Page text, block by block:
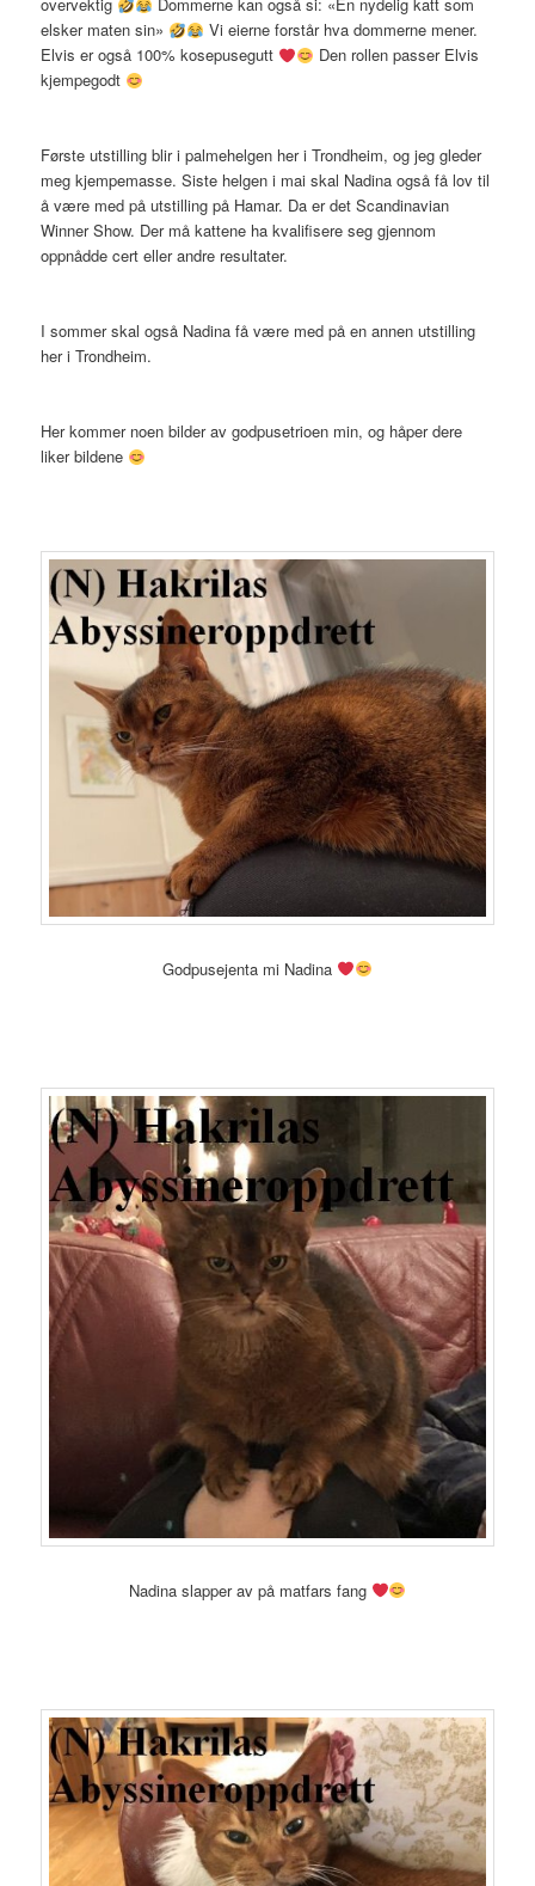
elsker maten sin»
Vi eierne forstår hva dommerne mener.
Elvis er også 100% kosepusegutt
Den rollen passer Elvis
kjempegodt
Første utstilling blir i palmehelgen her i Trondheim, og jeg gleder
meg kjempemasse. Siste helgen i mai skal Nadina også få lov til
å være med på utstilling på Hamar. Da er det Scandinavian
Winner Show. Der må kattene ha kvalifisere seg gjennom
oppnådde cert eller andre resultater.
I sommer skal også Nadina få være med på en annen utstilling
her i Trondheim.
Her kommer noen bilder av godpusetrioen min, og håper dere
liker bildene
Godpusejenta mi Nadina
Nadina slapper av på matfars fang